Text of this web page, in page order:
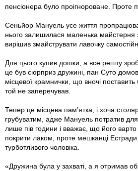
пенсіонера було проігнороване. Проте
Сеньйор Мануель усе життя
нього залишилася маленька майстерня
вирішив змайструвати лавочку
Для цього купив дошки, а все решту
це був сюрприз дружині, пан Суто
місцевої крамнички, що вночі поставить
той не заперечував.
Тепер це місцева пам’ятка, і хоча
грубуватим, адже Мануель потратив
лише пів години і вважає, що його
покрити лаком, проте мешканці
турботливого чоловіка.
«Дружина була у захваті, а я отримав